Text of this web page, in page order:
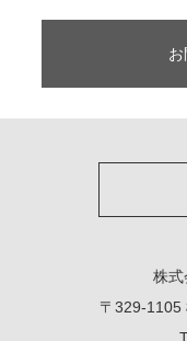
株
〒329-1105